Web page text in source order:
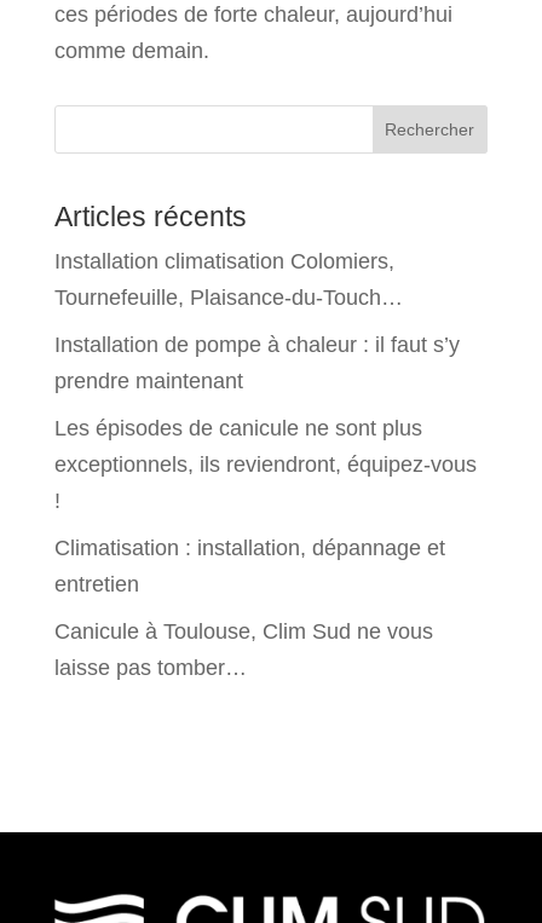
ces périodes de forte chaleur, aujourd’hui
comme demain.
Rechercher
Articles récents
Installation climatisation Colomiers,
Tournefeuille, Plaisance-du-Touch…
Installation de pompe à chaleur : il faut s’y
prendre maintenant
Les épisodes de canicule ne sont plus
exceptionnels, ils reviendront, équipez-vous
!
Climatisation : installation, dépannage et
entretien
Canicule à Toulouse, Clim Sud ne vous
laisse pas tomber…